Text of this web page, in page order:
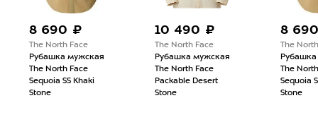
8 690 ₽
The North Face
Рубашка мужская
The North Face
Sequoia SS Khaki
Stone
10 490 ₽
The North Face
Рубашка мужская
The North Face
Packable Desert
Stone
8
The
The
Sequoia
Stone